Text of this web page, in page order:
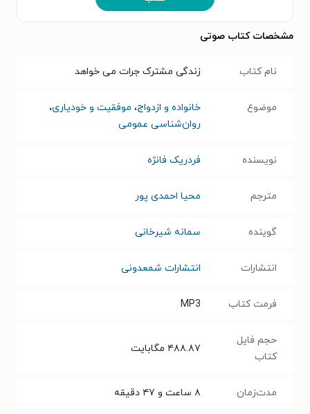
مشخصات کتاب صوتی
نام کتاب زندگی مشترک جرات می خواهد
موضوع خانواده و ازدواج، موفقیت و خودیاری،
روان‌شناسی عمومی
نویسنده فردریک فانژه
مترجم محیا احمدی پور
گوینده سمانه شیرخانی
انتشارات انتشارات شمعدونی
فرمت کتاب MP3
حجم فایل
کتاب
۴۸۸.۸۷ مگابایت
مدت‌زمان ۸ ساعت و ۴۷ دقیقه